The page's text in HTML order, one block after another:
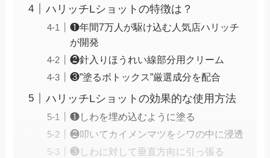
ハリッチLショットの特徴は？
❶年間7万人が駆け込む人気店ハリッチ
が開発
❷針入りほうれい線部分用クリーム
❸”塗るボトックス”厳選成分を配合
ハリッチLショットの効果的な使用方法
❶しわを埋め込むように塗る
❷叩いてカイメンマツをシワの中に浸透
❸しわに対して垂直方向に引っ張る